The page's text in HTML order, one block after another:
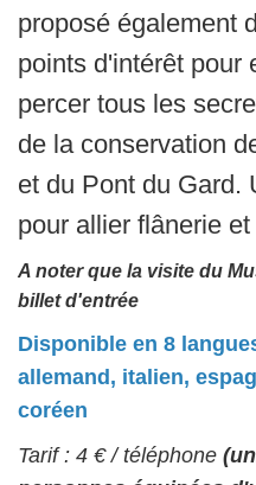
proposé également
points d'intérêt pour
percer tous les
de la conservation
et du Pont du Gard.
pour allier flânerie
A noter que la visite du
billet d'entrée
Disponible en 8
allemand, italien,
coréen
Tarif : 4 € / téléphone